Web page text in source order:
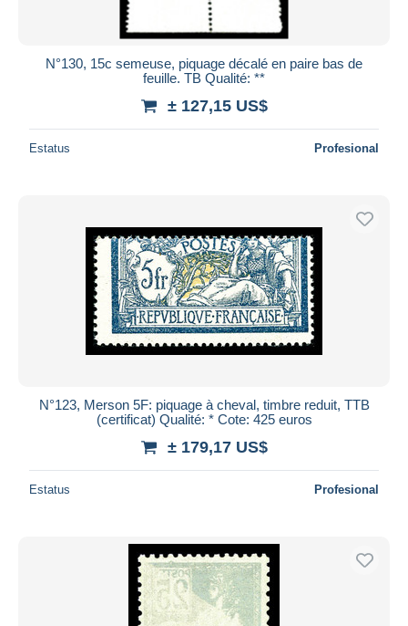
N°130, 15c semeuse, piquage décalé en paire bas de
feuille. TB Qualité: **
± 127,15 US$
Estatus Profesional
N°123, Merson 5F: piquage à cheval, timbre reduit, TTB
(certificat) Qualité: * Cote: 425 euros
± 179,17 US$
Estatus Profesional